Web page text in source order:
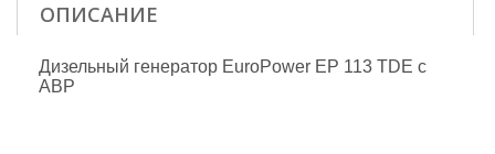
ОПИСАНИЕ
Дизельный генератор EuroPower EP 113 TDE с
АВР